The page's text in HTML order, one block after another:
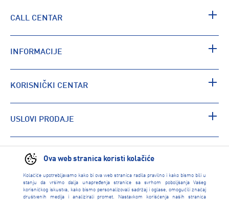
Ova web stranica koristi kolačiće
Kolačiće upotrebljavamo kako bi ova web stranica radila pravilno i kako bismo bili u
stanju da vršimo dalja unapređenja stranice sa svrhom poboljšanja Vašeg
korisničkog iskustva, kako bismo personalizovali sadržaj i oglase, omogućili značaj
društvenih medija i analizirali promet. Nastavkom korišćenja naših stranica
CALL CENTAR
INFORMACIJE
KORISNIČKI CENTAR
USLOVI PRODAJE
PRONAĐI RADNJU